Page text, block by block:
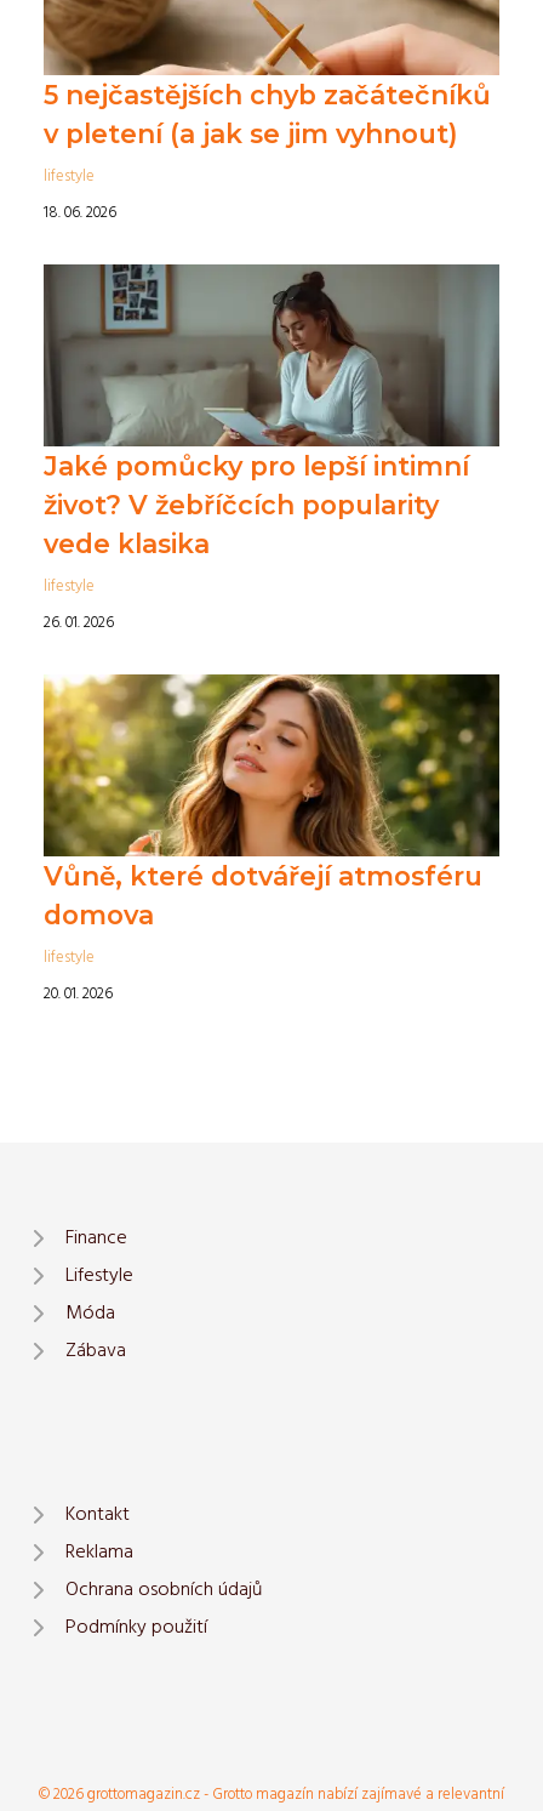
5 nejčastějších chyb začátečníků
v pletení (a jak se jim vyhnout)
lifestyle
18. 06. 2026
Jaké pomůcky pro lepší intimní
život? V žebříčcích popularity
vede klasika
lifestyle
26. 01. 2026
Vůně, které dotvářejí atmosféru
domova
lifestyle
20. 01. 2026
Finance
Lifestyle
Móda
Zábava
Kontakt
Reklama
Ochrana osobních údajů
Podmínky použití
© 2026 grottomagazin.cz - Grotto magazín nabízí zajímavé a relevantní